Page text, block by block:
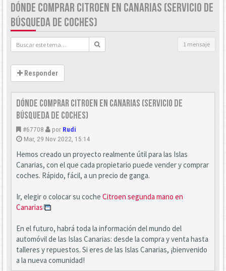
DÓNDE COMPRAR CITROEN EN CANARIAS (SERVICIO DE
BÚSQUEDA DE COCHES)
1 mensaje
Responder
Dónde comprar Citroen en Canarias (Servicio de
búsqueda de coches)
#67708 por Rudi
Mar, 29 Nov 2022, 15:14
Hemos creado un proyecto realmente útil para las Islas
Canarias, con el que cada propietario puede vender y comprar
coches. Rápido, fácil, a un precio de ganga.
Ir, elegir o colocar su coche Citroen segunda mano en
Canarias
En el futuro, habrá toda la información del mundo del
automóvil de las Islas Canarias: desde la compra y venta hasta
talleres y repuestos. Si eres de las Islas Canarias, ¡bienvenido
a la nueva comunidad!